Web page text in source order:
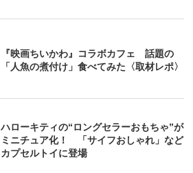
『映画ちいかわ』コラボカフェ 話題の
「人魚の煮付け」食べてみた〈取材レポ〉
ハローキティの“ロングセラーおもちゃ”が
ミニチュア化！ 「サイフおしゃれ」など
カプセルトイに登場